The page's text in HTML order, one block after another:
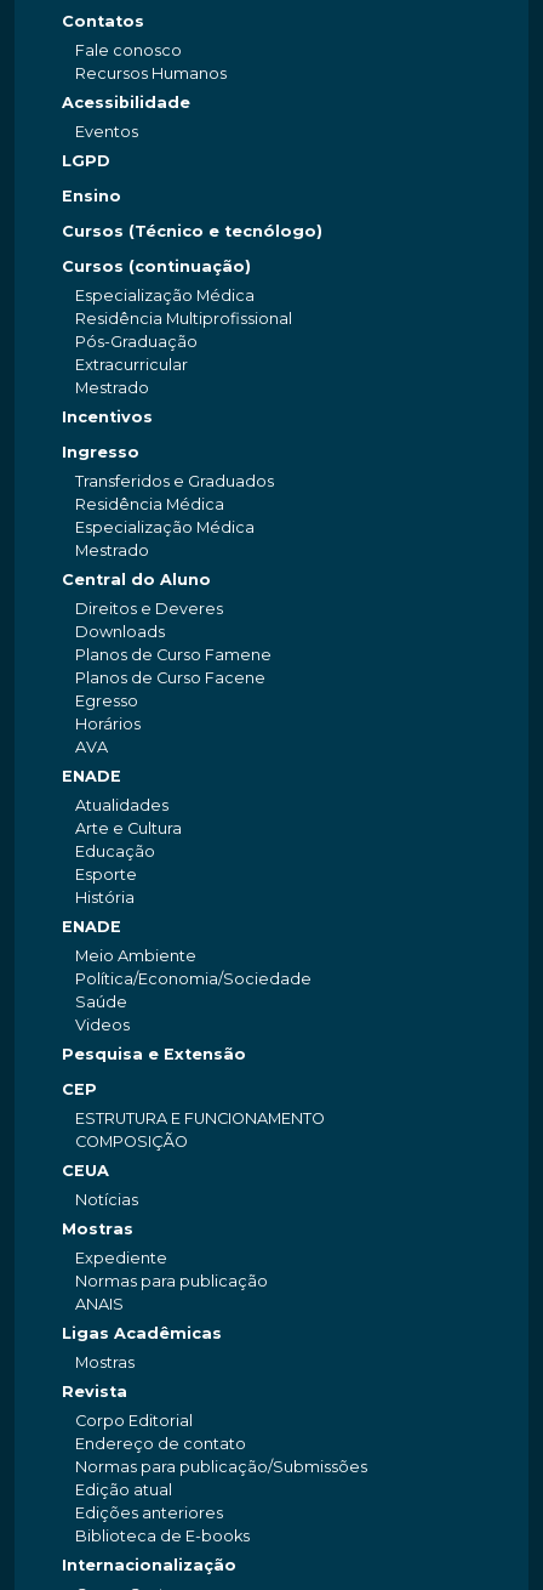
Contatos
Fale conosco
Recursos Humanos
Acessibilidade
Eventos
LGPD
Ensino
Cursos (Técnico e tecnólogo)
Cursos (continuação)
Especialização Médica
Residência Multiprofissional
Pós-Graduação
Extracurricular
Mestrado
Incentivos
Ingresso
Transferidos e Graduados
Residência Médica
Especialização Médica
Mestrado
Central do Aluno
Direitos e Deveres
Downloads
Planos de Curso Famene
Planos de Curso Facene
Egresso
Horários
AVA
ENADE
Atualidades
Arte e Cultura
Educação
Esporte
História
ENADE
Meio Ambiente
Política/Economia/Sociedade
Saúde
Videos
Pesquisa e Extensão
CEP
ESTRUTURA E FUNCIONAMENTO
COMPOSIÇÃO
CEUA
Notícias
Mostras
Expediente
Normas para publicação
ANAIS
Ligas Acadêmicas
Mostras
Revista
Corpo Editorial
Endereço de contato
Normas para publicação/Submissões
Edição atual
Edições anteriores
Biblioteca de E-books
Internacionalização